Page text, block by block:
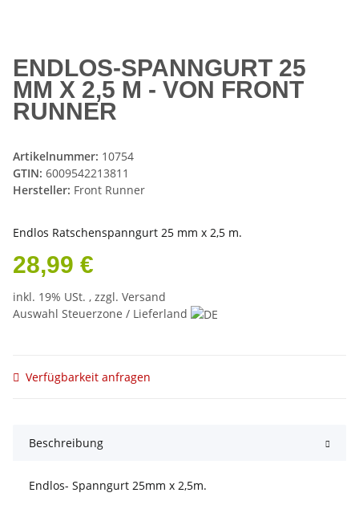
ENDLOS-SPANNGURT 25
MM X 2,5 M - VON FRONT
RUNNER
Artikelnummer: 10754
GTIN: 6009542213811
Hersteller: Front Runner
Endlos Ratschenspanngurt 25 mm x 2,5 m.
28,99 €
inkl. 19% USt. , zzgl. Versand
Auswahl Steuerzone / Lieferland
Verfügbarkeit anfragen
Beschreibung
Endlos- Spanngurt 25mm x 2,5m.